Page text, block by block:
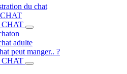
du chat
adulte
peut manger.. ?
CHAT